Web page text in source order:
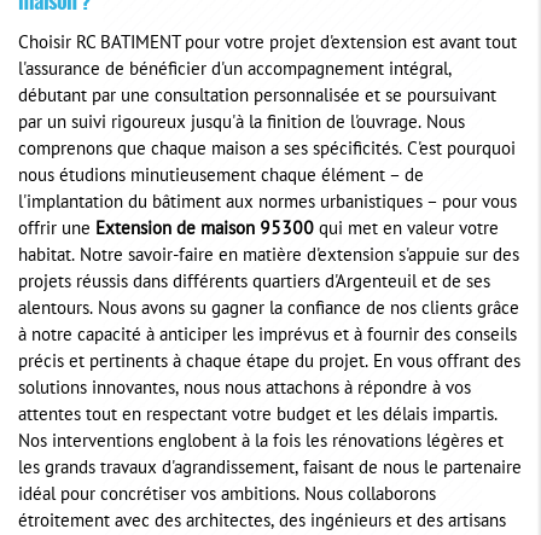
Choisir RC BATIMENT pour votre projet d'extension est avant tout
l'assurance de bénéficier d'un accompagnement intégral,
débutant par une consultation personnalisée et se poursuivant
par un suivi rigoureux jusqu'à la finition de l'ouvrage. Nous
comprenons que chaque maison a ses spécificités. C'est pourquoi
nous étudions minutieusement chaque élément – de
l'implantation du bâtiment aux normes urbanistiques – pour vous
offrir une
Extension de maison 95300 qui met en valeur votre
habitat. Notre savoir-faire en matière d'extension s'appuie sur des
projets réussis dans différents quartiers d'Argenteuil et de ses
alentours. Nous avons su gagner la confiance de nos clients grâce
à notre capacité à anticiper les imprévus et à fournir des conseils
précis et pertinents à chaque étape du projet. En vous offrant des
solutions innovantes, nous nous attachons à répondre à vos
attentes tout en respectant votre budget et les délais impartis.
Nos interventions englobent à la fois les rénovations légères et
les grands travaux d'agrandissement, faisant de nous le partenaire
idéal pour concrétiser vos ambitions. Nous collaborons
étroitement avec des architectes, des ingénieurs et des artisans